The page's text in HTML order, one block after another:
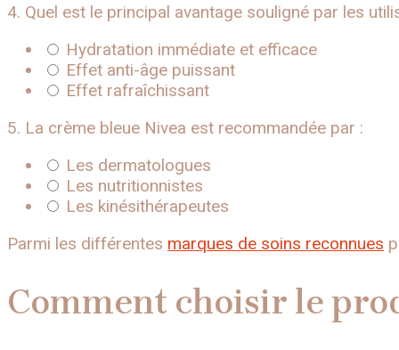
4. Quel est le principal avantage souligné par les
Hydratation immédiate et efficace
Effet anti-âge puissant
Effet rafraîchissant
5. La crème bleue Nivea est recommandée par :
Les dermatologues
Les nutritionnistes
Les kinésithérapeutes
Parmi les différentes marques de soins reconnues
Comment choisir le